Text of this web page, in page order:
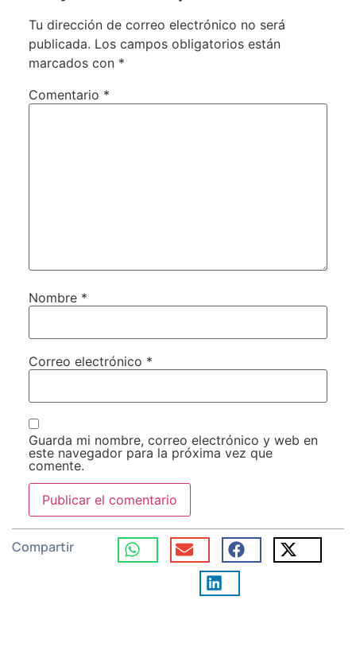
Tu dirección de correo electrónico no será
publicada. Los campos obligatorios están
marcados con *
Comentario *
Nombre *
Correo electrónico *
Guarda mi nombre, correo electrónico y web en
este navegador para la próxima vez que
comente.
Compartir